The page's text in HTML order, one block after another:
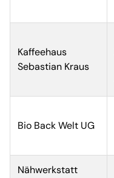
Kaffeehaus
Sebastian Kraus
Bio Back Welt UG
Nähwerkstatt